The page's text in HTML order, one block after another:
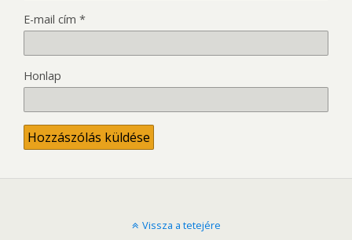
E-mail cím *
Honlap
Vissza a tetejére